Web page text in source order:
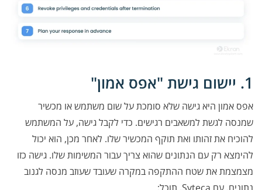
1. יישום גישת "אפס אמון"
אפס אמון היא גישה שלא סומכת על שום משתמש או מכשיר
שמנסה לגשת למשאבים רגישים. כדי לקבל גישה, על המשתמש
להוכיח את זהותו ואת תוקף המכשיר שלו. לאחר מכן, הוא יכול
להימצא רק עם הנתונים שהוא צריך עבור המשימות שלו. גישה כזו
מצמצמת את שטח ההתקפה במקרה שעובד שעוזב מנסה לגנוב